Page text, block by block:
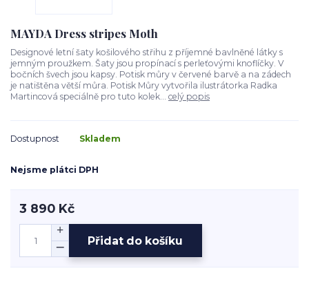
MAYDA Dress stripes Moth
Designové letní šaty košilového střihu z příjemné bavlněné látky s
jemným proužkem. Šaty jsou propínací s perleťovými knoflíčky. V
bočních švech jsou kapsy. Potisk můry v červené barvě a na zádech
je natištěna větší můra. Potisk Můry vytvořila ilustrátorka Radka
Martincová speciálně pro tuto kolek... celý popis
Dostupnost Skladem
Nejsme plátci DPH
3 890 Kč
Přidat do košíku